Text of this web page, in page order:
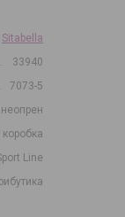
Sitabella
33940
7073-5
неопрен
Line